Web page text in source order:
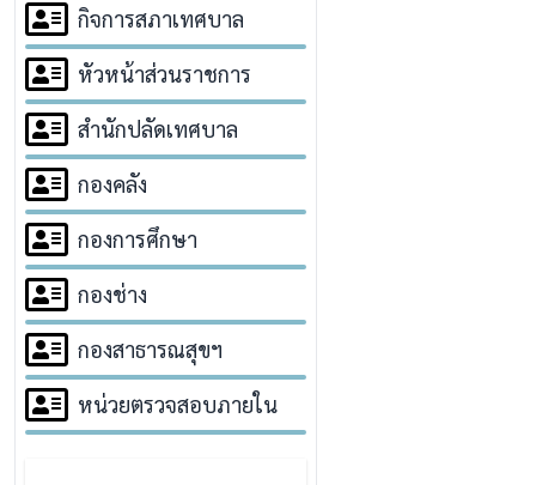
กิจการสภาเทศบาล
หัวหน้าส่วนราชการ
สำนักปลัดเทศบาล
กองคลัง
กองการศึกษา
กองช่าง
กองสาธารณสุขฯ
หน่วยตรวจสอบภายใน